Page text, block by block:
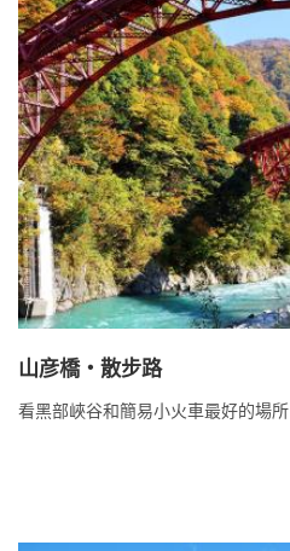
山彦橋・散步路
看黑部峽谷和簡易小火車最好的場所